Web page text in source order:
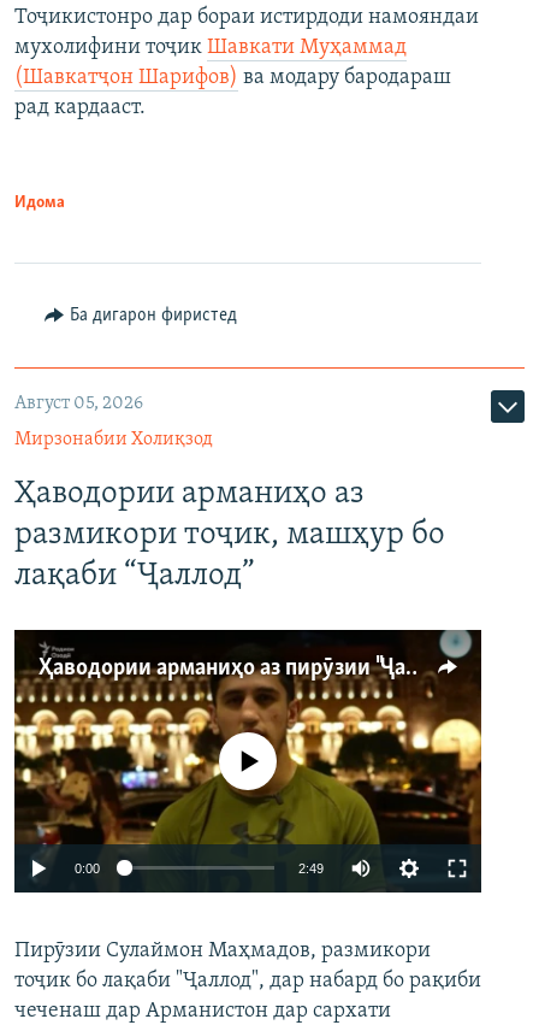
Тоҷикистонро дар бораи истирдоди намояндаи
мухолифини тоҷик Шавкати Муҳаммад
(Шавкатҷон Шарифов) ва модару бародараш
рад кардааст.
Идома
Ба дигарон фиристед
Август 05, 2026
Мирзонабии Холиқзод
Ҳаводории арманиҳо аз
размикори тоҷик, машҳур бо
лақаби “Ҷаллод”
Ҳаводории арманиҳо аз пирӯзии "Ҷаллод"-и тоҷик
Auto 240p 360p 480p
Феълан кор намекунад
0:00 2:49
360p
480p
Пирӯзии Сулаймон Маҳмадов, размикори
тоҷик бо лақаби "Ҷаллод", дар набард бо рақиби
чеченаш дар Арманистон дар сархати